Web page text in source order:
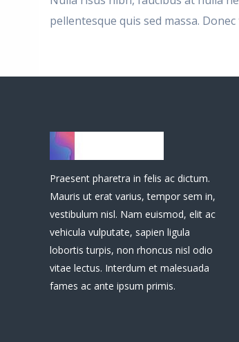
pellentesque quis sed massa.
Praesent pharetra in felis ac dictum.
Mauris ut erat varius, tempor sem in,
vestibulum nisl. Nam euismod, elit ac
vehicula vulputate, sapien ligula
lobortis turpis, non rhoncus nisl odio
vitae lectus. Interdum et malesuada
fames ac ante ipsum primis.